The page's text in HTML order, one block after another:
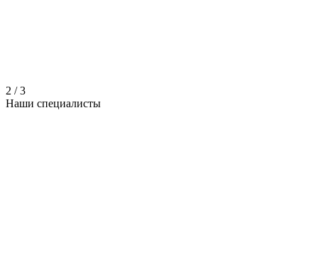
2 /3
Наши специалисты